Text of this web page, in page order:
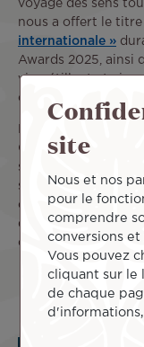
voyage des sens
nous a offert le titre
internationale »
Awards 2025, ainsi
vin pétillant et vin
concours Cellars in
Cette trousse de
soins hydratants,
stylo, mais aussi
conçus en fibre de
d’oreille anti-bruit.
confortable
site
Nous et nos
pour le
comprendre
conversions et
Vous pouvez
cliquant sur le
de chaque